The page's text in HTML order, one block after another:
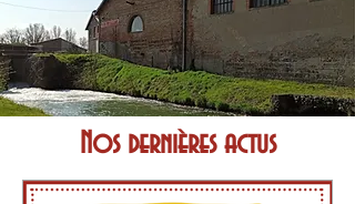
Nos dernières actus